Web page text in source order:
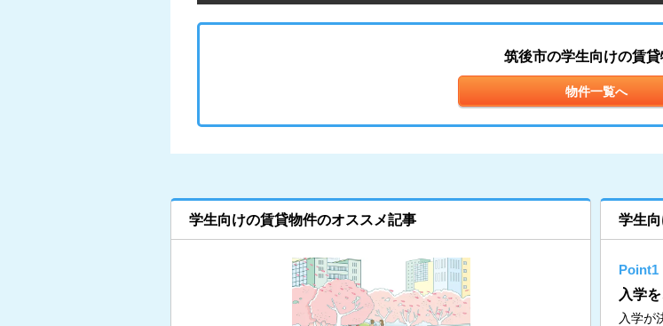
筑後市の学生向けの賃
物件一覧へ
学生向けの賃貸物件のオススメ記事 学生
Point1
入学
入学が